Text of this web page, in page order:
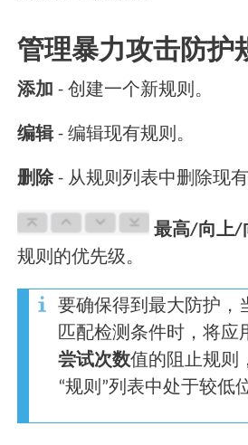
管理暴力攻击防护
添加 - 创建一个新规则。
编辑- 编辑现有规则。
删除- 从规则列表中删除现有
最高/向上/
规则的优先级。
要确保得到最大防护，
匹配检测条件时，将应
尝试次数值的阻止规则
“规则”列表中处于较低